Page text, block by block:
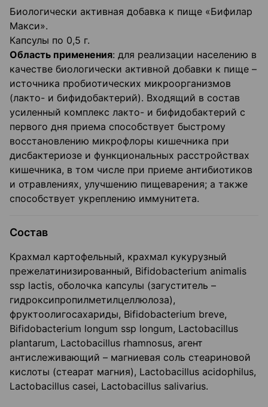
Биологически активная добавка к пище «Бифилар
Макси».
Капсулы по 0,5 г.
Область применения: для реализации населению в
качестве биологически активной добавки к пище –
источника пробиотических микроорганизмов
(лакто- и бифидобактерий). Входящий в состав
усиленный комплекс лакто- и бифидобактерий с
первого дня приема способствует быстрому
восстановлению микрофлоры кишечника при
дисбактериозе и функциональных расстройствах
кишечника, в том числе при приеме антибиотиков
и отравлениях, улучшению пищеварения; а также
способствует укреплению иммунитета.
Состав
Крахмал картофельный, крахмал кукурузный
прежелатинизированный, Bifidobacterium animalis
ssp lactis, оболочка капсулы (загуститель –
гидроксипропилметилцеллюлоза),
фруктоолигосахариды, Bifidobacterium breve,
Bifidobacterium longum ssp longum, Lactobacillus
plantarum, Lactobacillus rhamnosus, агент
антислеживающий – магниевая соль стеариновой
кислоты (стеарат магния), Lactobacillus acidophilus,
Lactobacillus casei, Lactobacillus salivarius.